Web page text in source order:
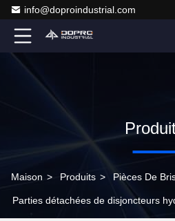
info@doproindustrial.com
Maison > Produits > Pièces De
Parties détachées de disjoncteurs